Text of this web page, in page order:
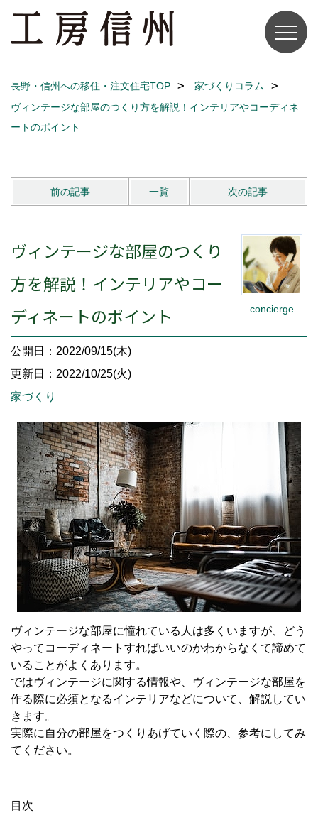
長野・信州への移住・注文住宅TOP
家づくりコラム
ヴィンテージな部屋のつくり方を解説！インテリアやコーディネ
ートのポイント
前の記事 一覧 次の記事
concierge
ヴィンテージな部屋のつくり
方を解説！インテリアやコー
ディネートのポイント
公開日：2022/09/15(木)
更新日：2022/10/25(火)
家づくり
ヴィンテージな部屋に憧れている人は多くいますが、どう
やってコーディネートすればいいのかわからなくて諦めて
いることがよくあります。
ではヴィンテージに関する情報や、ヴィンテージな部屋を
作る際に必須となるインテリアなどについて、解説してい
きます。
実際に自分の部屋をつくりあげていく際の、参考にしてみ
てください。
目次